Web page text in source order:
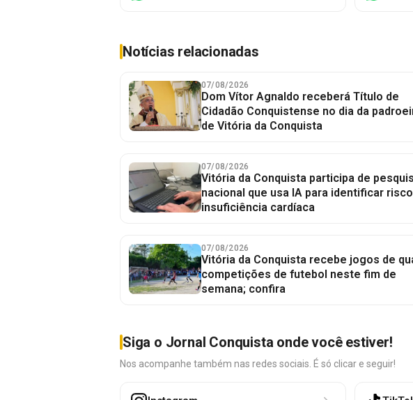
Notícias relacionadas
07/08/2026
Dom Vítor Agnaldo receberá Título de
Cidadão Conquistense no dia da
de Vitória da Conquista
07/08/2026
Vitória da Conquista participa de
nacional que usa IA para identificar
insuficiência cardíaca
07/08/2026
Vitória da Conquista recebe jogos de
competições de futebol neste fim de
semana; confira
Siga o Jornal Conquista onde você estiver!
Nos acompanhe também nas redes sociais. É só clicar e seguir!